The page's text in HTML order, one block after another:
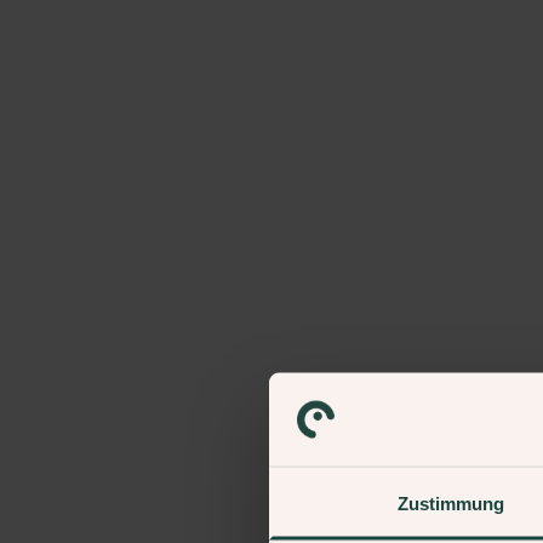
Zustimmung